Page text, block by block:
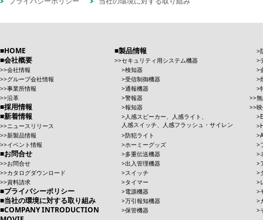
HOME
会社概要
会社情報
グループ会社情報
事業所情報
沿革
採用情報
新着情報
ニュースリリース
新製品情報
イベント情報
お問合せ
お問合せ
カタログダウンロード
資料請求
プライバシーポリシー
当社の環境に対する取り組み
COMPANY INTRODUCTION
製品情報
セキュリティ用システム機器
検知器
受信制御機器
通報機器
警報器
報知器
人感スピーカー、人感ライト、
人感スイッチ、人感フラッシュ・サイレン
防犯ライト
ホーミーグッズ
多重伝送機器
出入管理機器
スイッチ
タイマー
電源機器
万引報知機器
保管機器